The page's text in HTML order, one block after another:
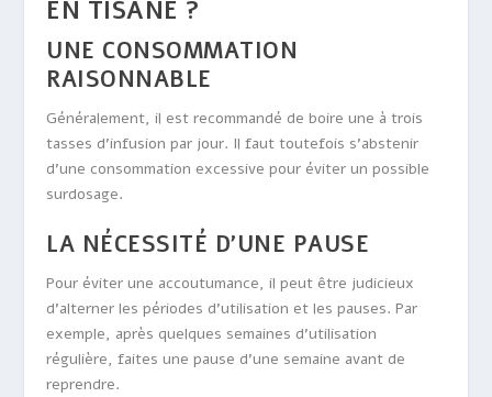
EN TISANE ?
UNE CONSOMMATION
RAISONNABLE
Généralement, il est recommandé de boire une à trois
tasses d’infusion par jour. Il faut toutefois s’abstenir
d’une consommation excessive pour éviter un possible
surdosage.
LA NÉCESSITÉ D’UNE PAUSE
Pour éviter une accoutumance, il peut être judicieux
d’alterner les périodes d’utilisation et les pauses. Par
exemple, après quelques semaines d’utilisation
régulière, faites une pause d’une semaine avant de
reprendre.